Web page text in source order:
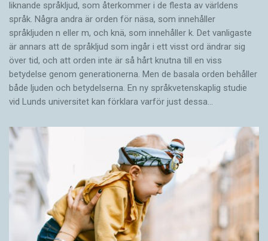
liknande språkljud, som återkommer i de flesta av världens
språk. Några andra är orden för näsa, som innehåller
språkljuden n eller m, och knä, som innehåller k. Det vanligaste
är annars att de språkljud som ingår i ett visst ord ändrar sig
över tid, och att orden inte är så hårt knutna till en viss
betydelse genom generationerna. Men de basala orden behåller
både ljuden och betydelserna. En ny språkvetenskaplig studie
vid Lunds universitet kan förklara varför just dessa…